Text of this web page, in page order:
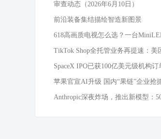
审查动态（2026年6月10日）
前沿装备集结描绘智造新图景
618高画质电视怎么选？一台
TikTok Shop全托管业务再提速：美
SpaceX IPO已获100亿美元级机构
苹果官宣AI升级 国内“果链”企业抢
Anthropic深夜炸场，推出新模型：